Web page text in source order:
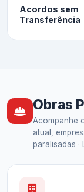
Acordos sem
Transferência
Obras
Acompanhe
atual,
paralisadas ·